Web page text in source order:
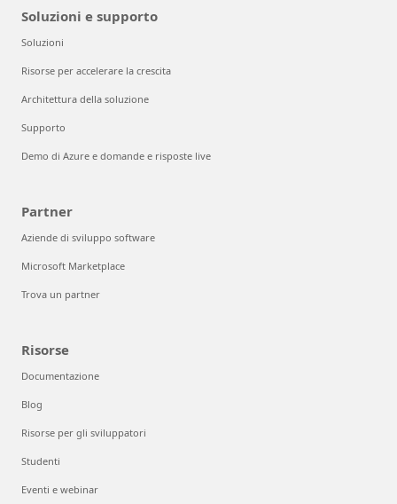
Soluzioni e supporto
Soluzioni
Risorse per accelerare la crescita
Architettura della soluzione
Supporto
Demo di Azure e domande e risposte live
Partner
Aziende di sviluppo software
Microsoft Marketplace
Trova un partner
Risorse
Documentazione
Blog
Risorse per gli sviluppatori
Studenti
Eventi e webinar